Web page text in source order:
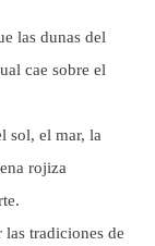
las dunas del
cae sobre el
sol, el mar, la
rojiza
tradiciones de